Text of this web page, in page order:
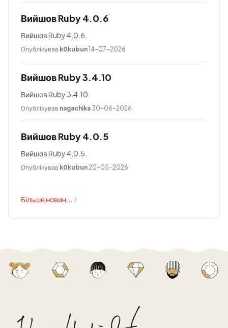
Вийшов Ruby 4.0.6
Вийшов Ruby 4.0.6.
Опублікував k0kubun14-07-2026
Вийшов Ruby 3.4.10
Вийшов Ruby 3.4.10.
Опублікував nagachika 30-06-2026
Вийшов Ruby 4.0.5
Вийшов Ruby 4.0.5.
Опублікував k0kubun20-05-2026
Більше новин...